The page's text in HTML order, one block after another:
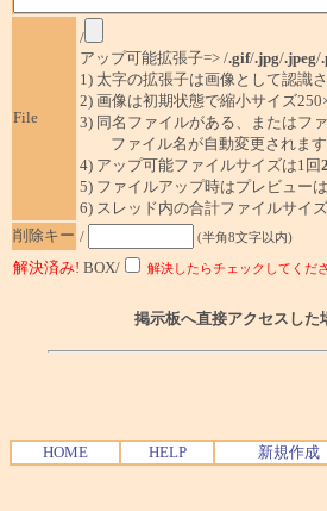
File
/
アップ可能拡張子=> /.gif/.jpg/.jpeg/
1) 太字の拡張子は画像として認識さ
2) 画像は初期状態で縮小サイズ
3) 同名ファイルがある、またはフ
ファイル名が自動変更されます
4) アップ可能ファイルサイズは1回
5) ファイルアップ時はプレビュー
6) スレッド内の合計ファイルサイ
削除キー / (半角8文字以内)
解決済み! BOX/ 解決したらチェックしてくだ
掲示板へ直接アクセスした
HOME HELP 新規作成